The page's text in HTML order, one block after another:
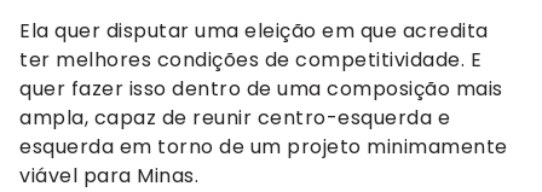
Ela quer disputar uma eleição em que acredita
ter melhores condições de competitividade. E
quer fazer isso dentro de uma composição mais
ampla, capaz de reunir centro-esquerda e
esquerda em torno de um projeto minimamente
viável para Minas.